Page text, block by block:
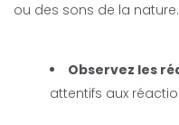
ou des sons de la nature.
Observez les
attentifs aux